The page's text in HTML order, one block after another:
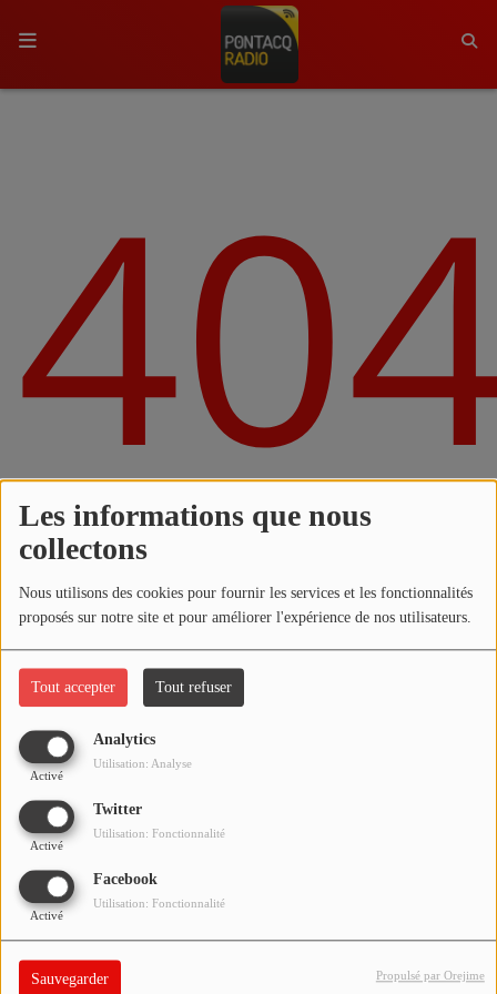
Les informations que nous
collectons
Nous utilisons des cookies pour fournir les services et les fonctionnalités
proposés sur notre site et pour améliorer l'expérience de nos utilisateurs.
Tout accepter Tout refuser
Analytics
Activé
Utilisation: Analyse
Twitter
Activé
Utilisation: Fonctionnalité
Facebook
Activé
Utilisation: Fonctionnalité
Sauvegarder Propulsé par Orejime
GRILLE DES PROGRAMMES
C'ÉTAIT QUOI CE TITRE ?
NOS PROGRAMMES COURTS
ARCHIVES - SAISONS PASSÉES
VOS ÉMISSIONS EN IMAGES
ANNONCEURS & ESPACE PRO
VOTRE PUBLICITÉ SUR PONTACQ RADIO
LOCATION DE STUDIOS
ÉDUCATION AUX MÉDIAS ET À
L'INFORMATION
EN QUOI ÇA CONSISTE ?
ÉCOUTEZ LES PRODUCTIONS
Oups, vous avez
rencontré une erreur.
Il semble que la page que vous recherchez n’existe plus.